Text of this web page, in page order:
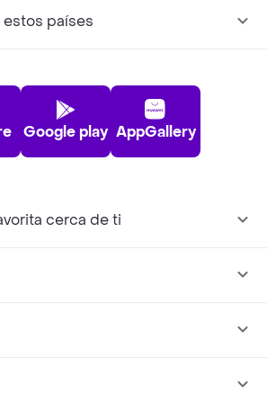
países
Google play AppGallery
cerca de ti